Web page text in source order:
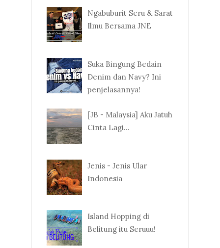
Ngabuburit Seru & Sarat
Ilmu Bersama JNE
Suka Bingung Bedain
Denim dan Navy? Ini
penjelasannya!
[JB - Malaysia] Aku Jatuh
Cinta Lagi...
Jenis - Jenis Ular
Indonesia
Island Hopping di
Belitung itu Seruuu!